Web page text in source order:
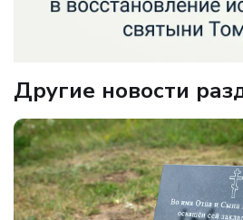
Другие новости